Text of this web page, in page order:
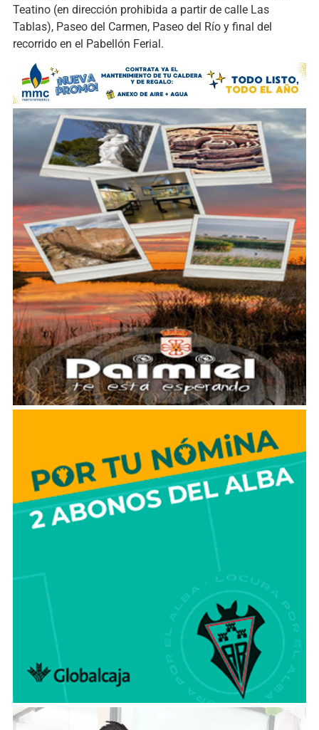
Teatino (en dirección prohibida a partir de calle Las
Tablas), Paseo del Carmen, Paseo del Río y final del
recorrido en el Pabellón Ferial.